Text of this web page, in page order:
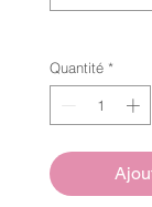
Quantité *